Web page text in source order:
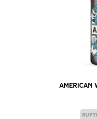
American